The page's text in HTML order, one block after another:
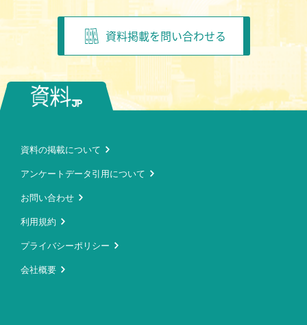
資料掲載を問い合わせる
資料の掲載について
アンケートデータ引用について
お問い合わせ
利用規約
プライバシーポリシー
会社概要